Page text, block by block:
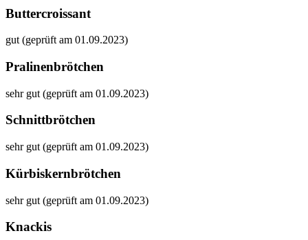
Buttercroissant
gut (geprüft am 01.09.2023)
Pralinenbrötchen
sehr gut (geprüft am 01.09.2023)
Schnittbrötchen
sehr gut (geprüft am 01.09.2023)
Kürbiskernbrötchen
sehr gut (geprüft am 01.09.2023)
Knackis